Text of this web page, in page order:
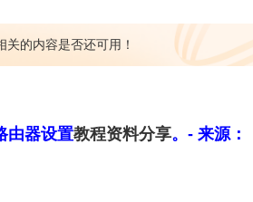
的内容是否还可用！
由器设置教程资料分享。- 来源：